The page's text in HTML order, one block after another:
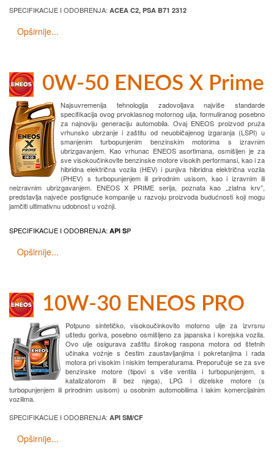
SPECIFIKACIJE I ODOBRENJA: ACEA C2, PSA B71 2312
Opširnije...
0W-50 ENEOS X Prime
Najsuvremenija tehnologija zadovoljava najviše standarde
specifikacija ovog prvoklasnog motornog ulja, formuliranog posebno
za najnoviju generaciju automobila. Ovaj ENEOS proizvod pruža
vrhunsko ubrzanje i zaštitu od neuobičajenog izgaranja (LSPI) u
smanjenim turbopunjenim benzinskim motorima s izravnim
ubrizgavanjem. Kao vrhunac ENEOS asortimana, osmišljen je za
sve visokoučinkovite benzinske motore visokih performansi, kao i za
hibridna električna vozila (HEV) i punjiva hibridna električna vozila
(PHEV) s turbopunjenjem ili prirodnim usisom, kao i izravnim ili
neizravnim ubrizgavanjem. ENEOS X PRIME serija, poznata kao „zlatna krv”,
predstavlja najveće postignuće kompanije u razvoju proizvoda budućnosti koji mogu
jamčiti ultimativnu udobnost u vožnji.
SPECIFIKACIJE I ODOBRENJA: API SP
Opširnije...
10W-30 ENEOS PRO
Potpuno sintetičko, visokoučinkovito motorno ulje za izvrsnu
uštedu goriva, posebno osmišljeno za japanska i korejska vozila.
Ovo ulje osigurava zaštitu širokog raspona motora od štetnih
učinaka vožnje s čestim zaustavljanjima i pokretanjima i rada
motora pri visokim i niskim temperaturama. Preporučuje se za sve
benzinske motore (tipovi s više ventila i turbopunjenjem, s
katalizatorom ili bez njega), LPG i dizelske motore (s
turbopunjenjem ili prirodnim usisom) u osobnim automobilima i lakim komercijalnim
vozilima.
SPECIFIKACIJE I ODOBRENJA: API SM/CF
Opširnije...